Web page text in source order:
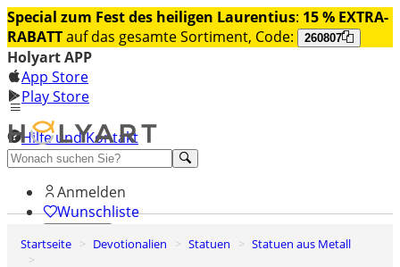
Special zum Fest des heiligen Laurentius: 15 % EXTRA-
RABATTauf das gesamte Sortiment, Code: 260807
Holyart APP
App Store
Play Store
Hilfe und Kontakt
Entdecken Sie Premium
Anmelden
Wunschliste
0
Startseite Devotionalien Statuen
Statuen aus Metall